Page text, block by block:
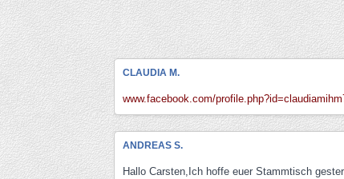
CLAUDIA M.
www.facebook.com/
ANDREAS S.
Hallo Carsten,Ich hoffe euer Stammtisch